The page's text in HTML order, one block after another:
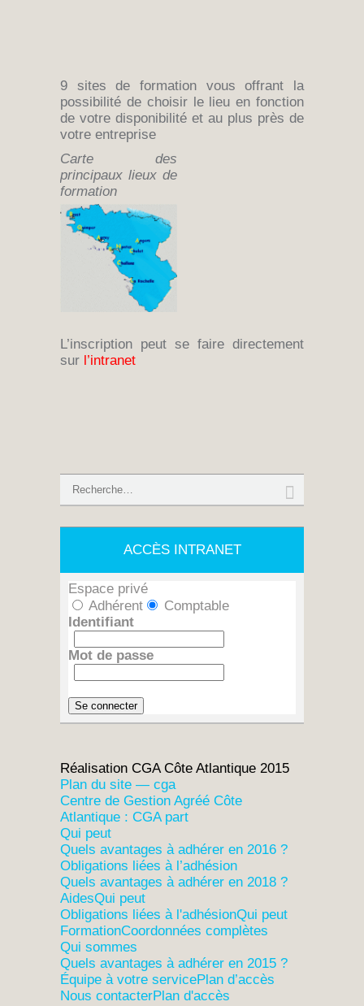
9 sites de formation vous offrant la
possibilité de choisir le lieu en fonction
de votre disponibilité et au plus près de
votre entreprise
Carte des
principaux lieux de
formation
L’inscription peut se faire directement
sur l’intranet
ACCÈS INTRANET
Espace privé
Adhérent
Comptable
Identifiant
Mot de passe
Réalisation CGA Côte Atlantique 2015
Plan du site — cga
Centre de Gestion Agréé Côte
Atlantique : CGA part
Qui peut
Quels avantages à adhérer en 2016 ?
Obligations liées à l’adhésion
Quels avantages à adhérer en 2018 ?
AidesQui peut
Obligations liées à l'adhésionQui peut
FormationCoordonnées complètes
Qui sommes
Quels avantages à adhérer en 2015 ?
Équipe à votre servicePlan d’accès
Nous contacterPlan d'accès